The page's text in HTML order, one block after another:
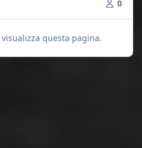
0
questa pagina.